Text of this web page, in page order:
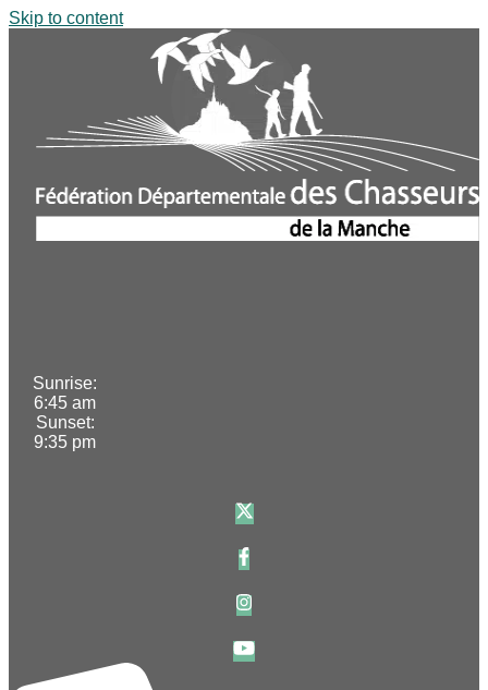
Skip to content
Sunrise:
6:45 am
Sunset:
9:35 pm